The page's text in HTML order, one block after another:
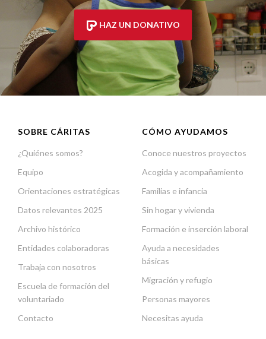
HAZ UN DONATIVO
SOBRE CÁRITAS
¿Quiénes somos?
Equipo
Orientaciones estratégicas
Datos relevantes 2025
Archivo histórico
Entidades colaboradoras
Trabaja con nosotros
Escuela de formación del
voluntariado
Contacto
CÓMO AYUDAMOS
Conoce nuestros proyectos
Acogida y acompañamiento
Familias e infancia
Sin hogar y vivienda
Formación e inserción laboral
Ayuda a necesidades
básicas
Migración y refugio
Personas mayores
Necesitas ayuda